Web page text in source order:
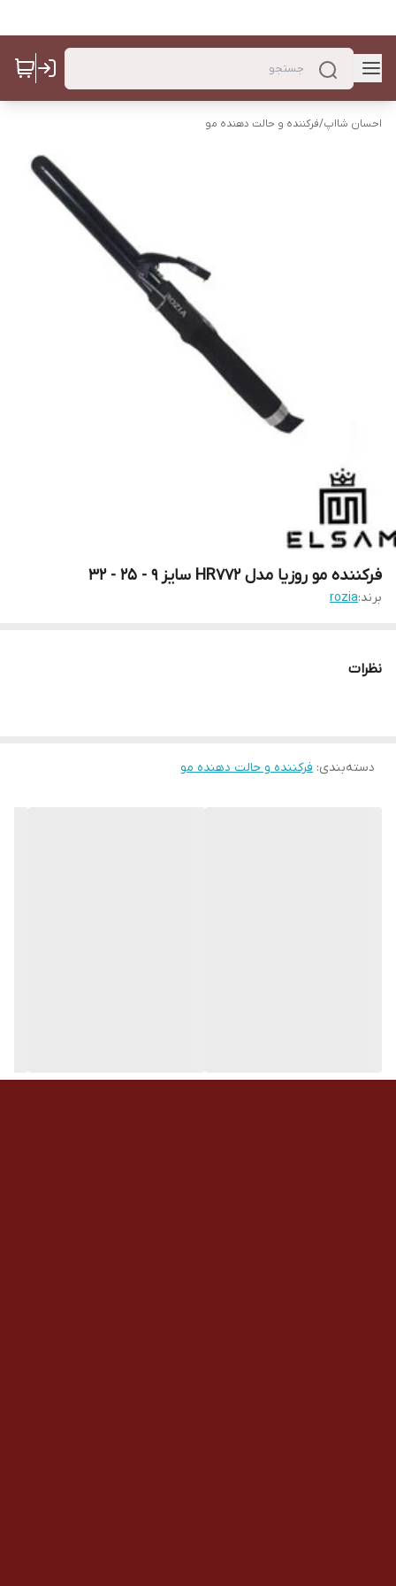
احسان شااپ/فرکننده و حالت دهنده مو
فرکننده مو روزیا مدل HR772 سایز 9 - 25 - 32
برند:rozia
نظرات
دسته‌بندی: فرکننده و حالت دهنده مو